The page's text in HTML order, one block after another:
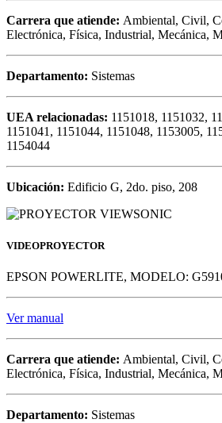
Carrera que atiende: Ambiental, Civil,
Electrónica, Física, Industrial, Mecánica,
Departamento: Sistemas
UEA relacionadas: 1151018, 1151032,
1151041, 1151044, 1151048, 1153005,
1154044
Ubicación: Edificio G, 2do. piso, 208
VIDEOPROYECTOR
EPSON POWERLITE, MODELO:
Ver manual
Carrera que atiende: Ambiental, Civil,
Electrónica, Física, Industrial, Mecánica,
Departamento: Sistemas